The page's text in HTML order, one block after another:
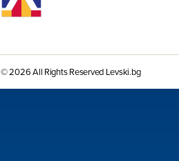
© 2026 All Rights Reserved Levski.bg